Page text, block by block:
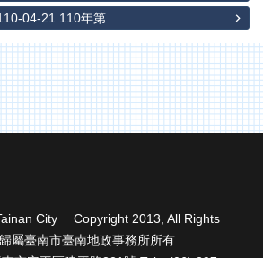
04-21 110年第...
City Copyright 2013, All Rights
屬臺南市臺南地政事務所所有